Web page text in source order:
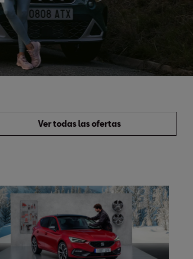
Ver todas las ofertas